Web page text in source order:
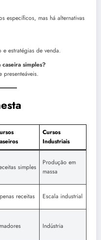
específicos, mas há alternativas
estratégias de venda.
simples?
Cursos
Industriais
simples
Produção em
massa
receitas Escala industrial
Indústria